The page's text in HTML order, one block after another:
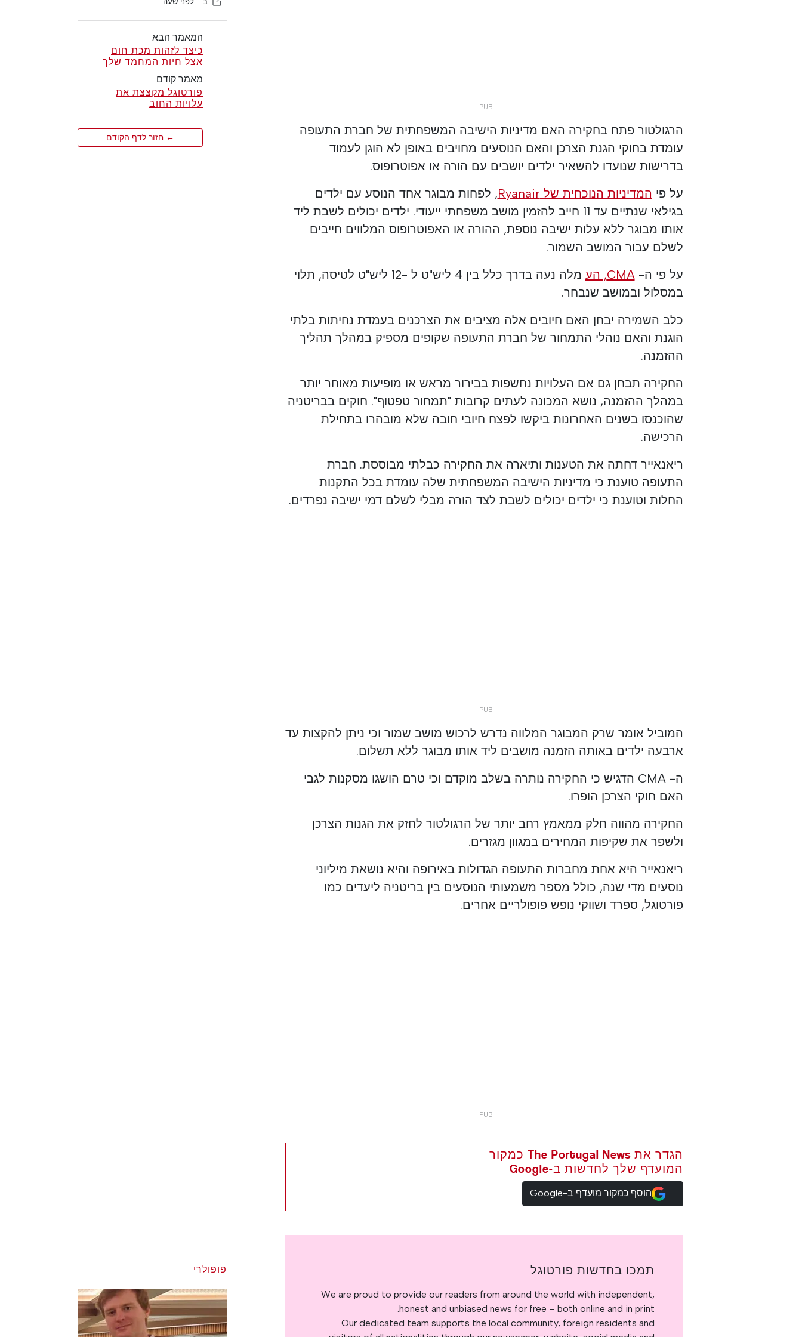
הרגולטור פתח בחקירה האם מדיניות הישיבה המשפחתית של חברת התעופה
עומדת בחוקי הגנת הצרכן והאם הנוסעים מחויבים באופן לא הוגן לעמוד
בדרישות שנועדו להשאיר ילדים יושבים עם הורה או אפוטרופוס.
על פי המדיניות הנוכחית של Ryanair
, לפחות מבוגר אחד הנוסע עם ילדים
בגילאי שנתיים עד 11 חייב להזמין מושב משפחתי ייעודי. ילדים יכולים לשבת ליד
אותו מבוגר ללא עלות ישיבה נוספת, ההורה או האפוטרופוס המלווים חייבים
לשלם עבור המושב השמור.
על פי ה-CMA, הע
מלה נעה בדרך כלל בין 4 ליש"ט ל -12 ליש"ט לטיסה, תלוי
במסלול ובמושב שנבחר.
כלב השמירה יבחן האם חיובים אלה מציבים את הצרכנים בעמדת נחיתות בלתי
הוגנת והאם נוהלי התמחור של חברת התעופה שקופים מספיק במהלך תהליך
ההזמנה.
החקירה תבחן גם אם העלויות נחשפות בבירור מראש או מופיעות מאוחר יותר
במהלך ההזמנה, נושא המכונה לעתים קרובות "תמחור טפטוף". חוקים בבריטניה
שהוכנסו בשנים האחרונות ביקשו לפצח חיובי חובה שלא מובהרו בתחילת
הרכישה.
ריאנאייר דחתה את הטענות ותיארה את החקירה כבלתי מבוססת. חברת
התעופה טוענת כי מדיניות הישיבה המשפחתית שלה עומדת בכל התקנות
החלות וטוענת כי ילדים יכולים לשבת לצד הורה מבלי לשלם דמי ישיבה נפרדים.
המוביל אומר שרק המבוגר המלווה נדרש לרכוש מושב שמור וכי ניתן להקצות עד
ארבעה ילדים באותה הזמנה מושבים ליד אותו מבוגר ללא תשלום.
ה- CMA הדגיש כי החקירה נותרה בשלב מוקדם וכי טרם הושגו מסקנות לגבי
האם חוקי הצרכן הופרו.
החקירה מהווה חלק ממאמץ רחב יותר של הרגולטור לחזק את הגנות הצרכן
ולשפר את שקיפות המחירים במגוון מגזרים.
ריאנאייר היא אחת מחברות התעופה הגדולות באירופה והיא נושאת מיליוני
נוסעים מדי שנה, כולל מספר משמעותי הנוסעים בין בריטניה ליעדים כמו
פורטוגל, ספרד ושווקי נופש פופולריים אחרים.
הגדר את The Portugal News כמקור
המועדף שלך לחדשות ב-Google
הוסף כמקור מועדף ב-Google
המאמר הבא
כיצד לזהות מכת חום
אצל חיות המחמד שלך
מאמר קודם
פורטוגל מקצצת את
עלויות החוב
← חזור לדף הקודם
תמכו בחדשות פורטוגל
We are proud to provide our readers from around the world with independent,
honest and unbiased news for free – both online and in print.
Our dedicated team supports the local community, foreign residents and
פופולרי